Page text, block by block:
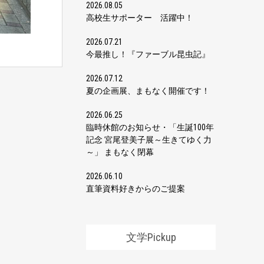
2026.08.05
高校生サポーター 活躍中！
2026.07.21
今最推し！『ファーブル昆虫記』
2026.07.12
夏の企画展、まもなく開催です！
2026.06.25
臨時休館のお知らせ・「生誕100年
記念 宮尾登美子展～生きてゆく力
～」 まもなく閉幕
2026.06.10
直筆資料好きからのご提案
文学Pickup